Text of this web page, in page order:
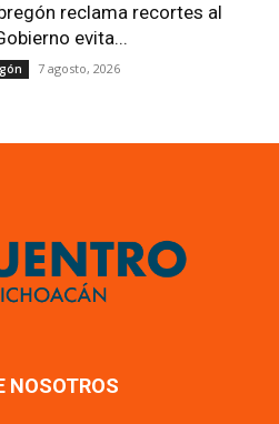
reclama recortes al
evita...
7 agosto, 2026
NOSOTROS